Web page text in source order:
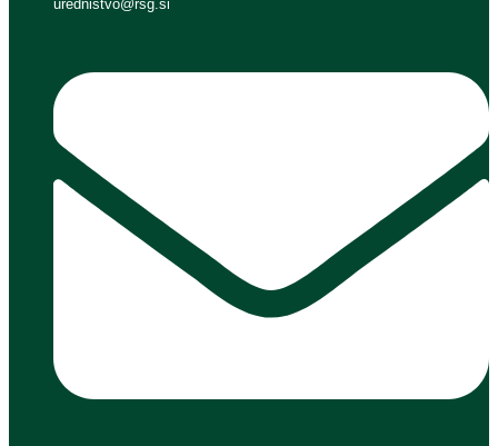
urednistvo@rsg.si